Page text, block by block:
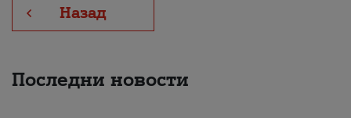
Назад
Последни новости